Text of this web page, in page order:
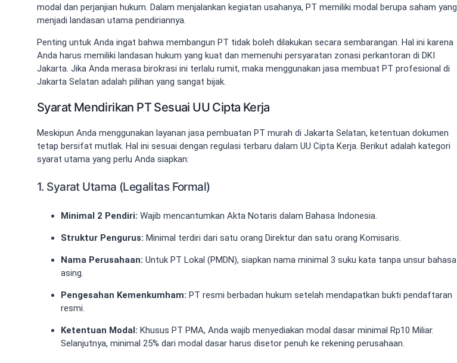
modal dan perjanjian hukum. Dalam menjalankan kegiatan usahanya, PT memiliki modal berupa saham yang
menjadi landasan utama pendiriannya.
Penting untuk Anda ingat bahwa membangun PT tidak boleh dilakukan secara sembarangan. Hal ini karena
Anda harus memiliki landasan hukum yang kuat dan memenuhi persyaratan zonasi perkantoran di DKI
Jakarta. Jika Anda merasa birokrasi ini terlalu rumit, maka menggunakan jasa membuat PT profesional di
Jakarta Selatan adalah pilihan yang sangat bijak.
Syarat Mendirikan PT Sesuai UU Cipta Kerja
Meskipun Anda menggunakan layanan jasa pembuatan PT murah di Jakarta Selatan, ketentuan dokumen
tetap bersifat mutlak. Hal ini sesuai dengan regulasi terbaru dalam UU Cipta Kerja. Berikut adalah kategori
syarat utama yang perlu Anda siapkan:
1. Syarat Utama (Legalitas Formal)
Minimal 2 Pendiri: Wajib mencantumkan Akta Notaris dalam Bahasa Indonesia.
Struktur Pengurus: Minimal terdiri dari satu orang Direktur dan satu orang Komisaris.
Nama Perusahaan: Untuk PT Lokal (PMDN), siapkan nama minimal 3 suku kata tanpa unsur bahasa
asing.
Pengesahan Kemenkumham: PT resmi berbadan hukum setelah mendapatkan bukti pendaftaran
resmi.
Ketentuan Modal: Khusus PT PMA, Anda wajib menyediakan modal dasar minimal Rp10 Miliar.
Selanjutnya, minimal 25% dari modal dasar harus disetor penuh ke rekening perusahaan.